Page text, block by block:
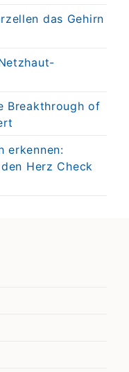
das Gehirn
Breakthrough of
erkennen:
Herz Check